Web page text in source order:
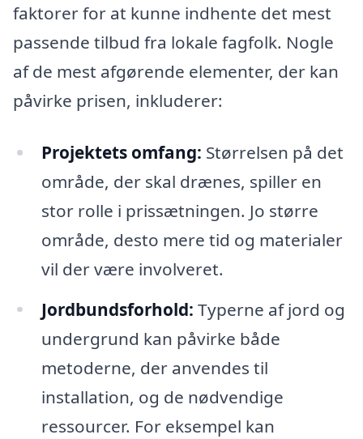
faktorer for at kunne indhente det mest
passende tilbud fra lokale fagfolk. Nogle
af de mest afgørende elementer, der kan
påvirke prisen, inkluderer:
Projektets omfang: Størrelsen på det
område, der skal drænes, spiller en
stor rolle i prissætningen. Jo større
område, desto mere tid og materialer
vil der være involveret.
Jordbundsforhold: Typerne af jord og
undergrund kan påvirke både
metoderne, der anvendes til
installation, og de nødvendige
ressourcer. For eksempel kan